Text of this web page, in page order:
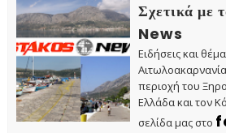
Σχετικά
News
Ειδήσεις και
περιοχή του
Ελλάδα και τον
σελίδα μας στο